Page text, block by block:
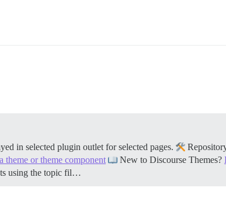
in selected plugin outlet for selected pages.
theme or theme component New to Discourse Themes?
using the topic fil…